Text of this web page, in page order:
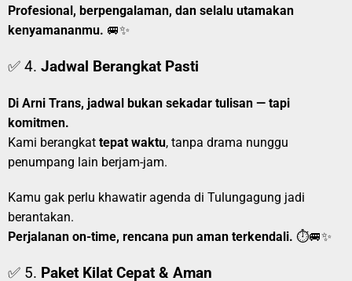
Profesional, berpengalaman, dan selalu utamakan
kenyamananmu. 🚐✨
✅ 4. Jadwal Berangkat Pasti
Di Arni Trans, jadwal bukan sekadar tulisan — tapi
komitmen.
Kami berangkat tepat waktu, tanpa drama nunggu
penumpang lain berjam-jam.
Kamu gak perlu khawatir agenda di Tulungagung jadi
berantakan.
Perjalanan on-time, rencana pun aman terkendali. ⏱️🚐✨
✅ 5. Paket Kilat Cepat & Aman